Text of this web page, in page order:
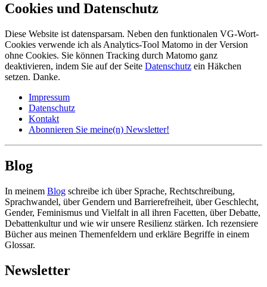
Cookies und Datenschutz
Diese Website ist datensparsam. Neben den funktionalen VG-Wort-
Cookies verwende ich als Analytics-Tool Matomo in der Version
ohne Cookies. Sie können Tracking durch Matomo ganz
deaktivieren, indem Sie auf der Seite Datenschutz ein Häkchen
setzen. Danke.
Impressum
Datenschutz
Kontakt
Abonnieren Sie meine(n) Newsletter!
Blog
In meinem Blog schreibe ich über Sprache, Rechtschreibung,
Sprachwandel, über Gendern und Barrierefreiheit, über Geschlecht,
Gender, Feminismus und Vielfalt in all ihren Facetten, über Debatte,
Debattenkultur und wie wir unsere Resilienz stärken. Ich rezensiere
Bücher aus meinen Themenfeldern und erkläre Begriffe in einem
Glossar.
Newsletter